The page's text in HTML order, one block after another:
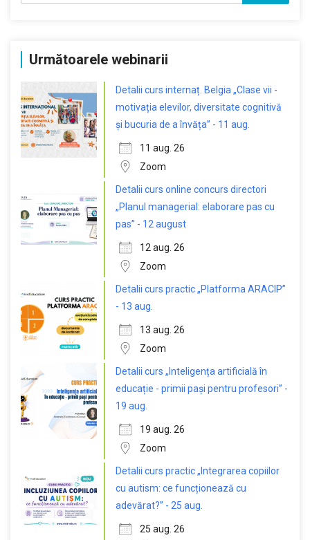
Următoarele webinarii
Detalii curs internaț. Belgia „Clase vii -
motivația elevilor, diversitate cognitivă
și bucuria de a învăța” - 11 aug.
11 aug. 26
Zoom
Detalii curs online concurs directori
„Planul managerial: elaborare pas cu
pas” - 12 august
12 aug. 26
Zoom
Detalii curs practic „Platforma ARACIP”
- 13 aug.
13 aug. 26
Zoom
Detalii curs „Inteligența artificială în
educație - primii pași pentru profesori” -
19 aug.
19 aug. 26
Zoom
Detalii curs practic „Integrarea copiilor
cu autism: ce funcționează cu
adevărat?” - 25 aug.
25 aug. 26